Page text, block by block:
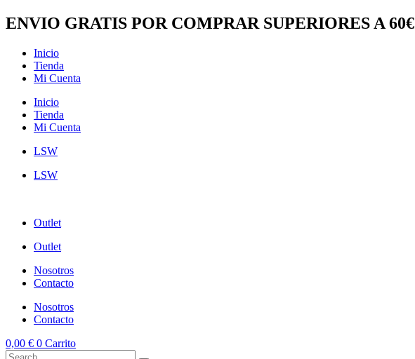
Ir
al
ENVIO GRATIS POR COMPRAR SUPERIORES A 60€
Inicio
Tienda
Mi Cuenta
Inicio
Tienda
Mi Cuenta
LSW
LSW
Outlet
Outlet
Nosotros
Contacto
Nosotros
Contacto
0,00 € 0 Carrito